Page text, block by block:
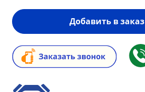
Добавить в заказ